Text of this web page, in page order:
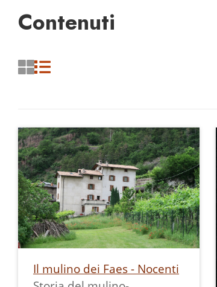
Contenuti
Il mulino dei Faes - Nocenti